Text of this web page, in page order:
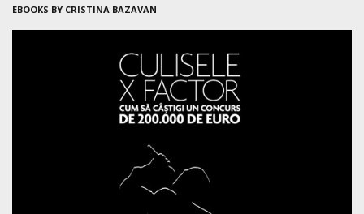
EBOOKS BY CRISTINA BAZAVAN